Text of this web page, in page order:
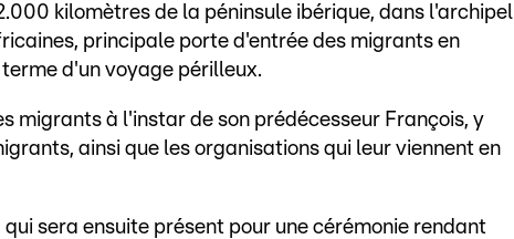
kilomètres de la péninsule ibérique, dans l'archipel
principale porte d'entrée des migrants en
d'un voyage périlleux.
migrants à l'instar de son prédécesseur François, y
ainsi que les organisations qui leur viennent en
sera ensuite présent pour une cérémonie rendant